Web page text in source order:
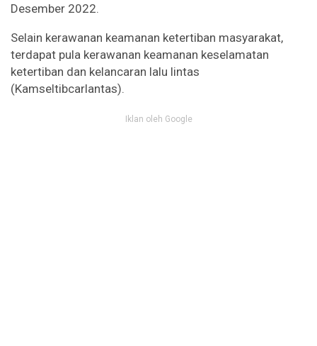
Desember 2022.
Selain kerawanan keamanan ketertiban masyarakat,
terdapat pula kerawanan keamanan keselamatan
ketertiban dan kelancaran lalu lintas
(Kamseltibcarlantas).
Iklan oleh Google